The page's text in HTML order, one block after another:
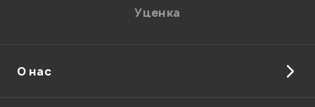
Отправить
Уценка
О нас